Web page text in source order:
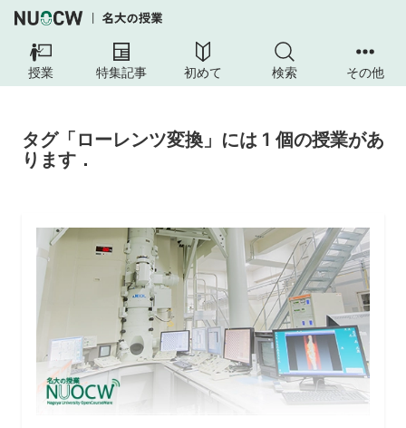
授業 特集記事 初めて 検索 その他
タグ「ローレンツ変換」には 1 個の授業があ
ります．